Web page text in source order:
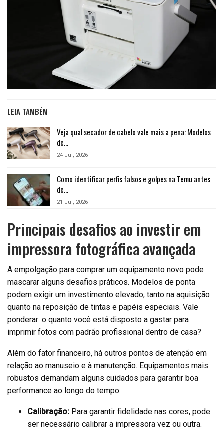
LEIA TAMBÉM
Veja qual secador de cabelo vale mais a pena: Modelos
de…
24 Jul, 2026
Como identificar perfis falsos e golpes na Temu antes
de…
21 Jul, 2026
Principais desafios ao investir em
impressora fotográfica avançada
A empolgação para comprar um equipamento novo pode
mascarar alguns desafios práticos. Modelos de ponta
podem exigir um investimento elevado, tanto na aquisição
quanto na reposição de tintas e papéis especiais. Vale
ponderar: o quanto você está disposto a gastar para
imprimir fotos com padrão profissional dentro de casa?
Além do fator financeiro, há outros pontos de atenção em
relação ao manuseio e à manutenção. Equipamentos mais
robustos demandam alguns cuidados para garantir boa
performance ao longo do tempo:
Calibração: Para garantir fidelidade nas cores, pode
ser necessário calibrar a impressora vez ou outra.